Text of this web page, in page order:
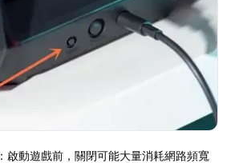
：啟動遊戲前，關閉可能大量消耗網路頻寬